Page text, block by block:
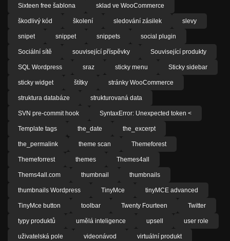
Sixteen free šablona sklad ve WooCommerce
škodlivý kód školení sledování zásilek slevy
snipet snippet snippets social plugin
Sociální sítě související příspěvky Související produkty
SQL Wordpress sraz sticky menu Sticky sidebar
sticky widget štítky stránky WooCommerce
struktura databáze strukturovaná data
SVN pre-commit hook SyntaxError: Unexpected token <
Template tags the_date the_excerpt
the_permalink theme scan Themeforest
Themeforrest themes Themes4all
Thems4all.com thumbnail thumbnails
thumbnails Wordpress TinyMce tinyMCE advanced
TinyMce button toolbar Twenty Fourteen Twitter
typy produktů umělá inteligence upsell user role
uživatelská pole videonávod virtuální produkt